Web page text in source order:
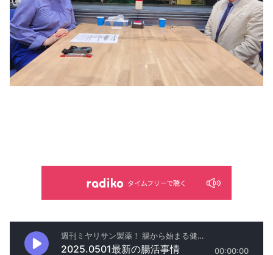
タイムフリーで聴く